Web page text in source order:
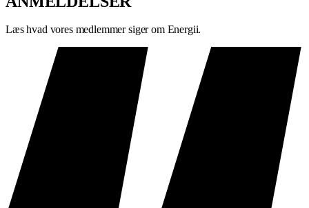
Cardio-intervaller — høj puls mellem sekvenserne
Aktiv restitution — så du kan presse dig selv igen
Du arbejder hele kroppen igennem. Ben, core og overkrop er alle i
spil. 45 minutter. Ingen spildtid.
HVEM ER COMBAT TIL?
Combat passer til dig der:
Vil have en hård cardio-træning med struktur og variation
Søger noget mere engagerende end traditionel
Læs hvad vores medlemmer siger om Energii.